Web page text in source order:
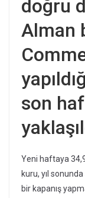
doğru
Alman
son
Yeni haftaya
kuru, yıl
bir kapanış